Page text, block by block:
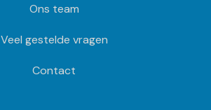
Ons team
Veel gestelde vragen
Contact